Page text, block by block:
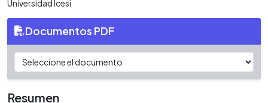
Universidad Icesi
Documentos PDF
Resumen